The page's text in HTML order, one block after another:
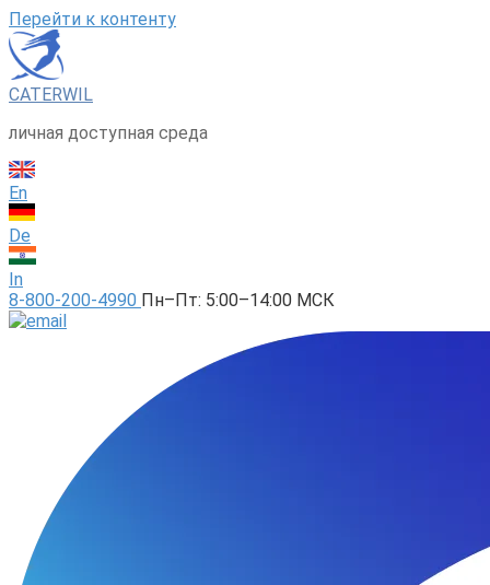
Перейти к контенту
CATERWIL
личная доступная среда
En
De
In
8-800-200-4990 Пн–Пт: 5:00–14:00 МСК